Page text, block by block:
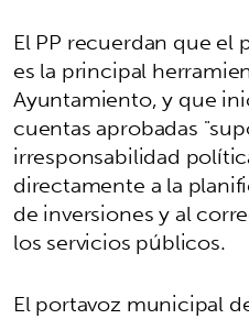
El PP recuerdan que
es la principal
Ayuntamiento, y que
cuentas aprobadas
irresponsabilidad
directamente a la
de inversiones y al
los servicios públicos.
El portavoz municipal